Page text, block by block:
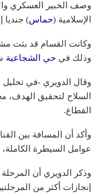
وصف الخبير العسكري
الإسلامية (حماس) جنديا
وكانت القسام قد بثت
وذلك في حي الشجاعية
وقال الدويري -في
السلاح لتحقيق الهدف،
القطاع.
وأكد أن المسافة بين
عوامل السيطرة
وذكر الدويري أن
إنجازات أكثر من